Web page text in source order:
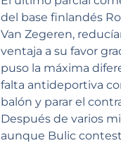
del base finlandés
Van Zegeren,
ventaja a su favor
puso la máxima
falta antideportiva
balón y parar el
Después de varios
aunque Bulic